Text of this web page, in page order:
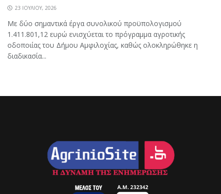
23 ΙΟΥΛΊΟΥ, 2026
Με δύο σημαντικά έργα συνολικού προϋπολογισμού
1.411.801,12 ευρώ ενισχύεται το πρόγραμμα αγροτικής
οδοποιίας του Δήμου Αμφιλοχίας, καθώς ολοκληρώθηκε η
διαδικασία...